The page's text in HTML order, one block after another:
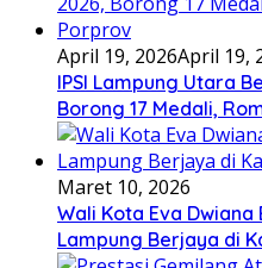
April 19, 2026April 19,
IPSI Lampung Utara
Borong 17 Medali,
Maret 10, 2026
Wali Kota Eva
Lampung Berjaya di